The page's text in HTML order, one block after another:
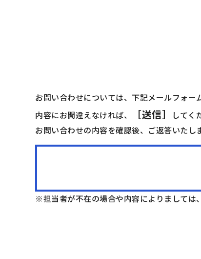
お問い合わせについては、下記メールフォー
内容にお間違えなければ、
［送信］
してく
お問い合わせの内容を確認後、ご返答いたしま
担当者が不在の場合や内容によりましては